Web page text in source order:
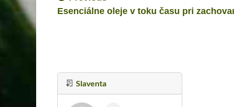
Esenciálne oleje v toku času pri
Slaventa